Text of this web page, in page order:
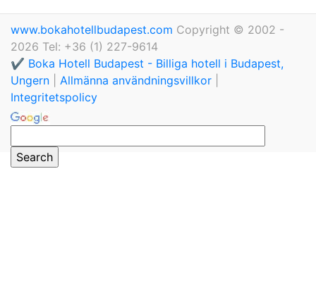
www.bokahotellbudapest.com Copyright © 2002 -
2026 Tel: +36 (1) 227-9614
✔️ Boka Hotell Budapest - Billiga hotell i Budapest,
Ungern
Allmänna användningsvillkor
Integritetspolicy